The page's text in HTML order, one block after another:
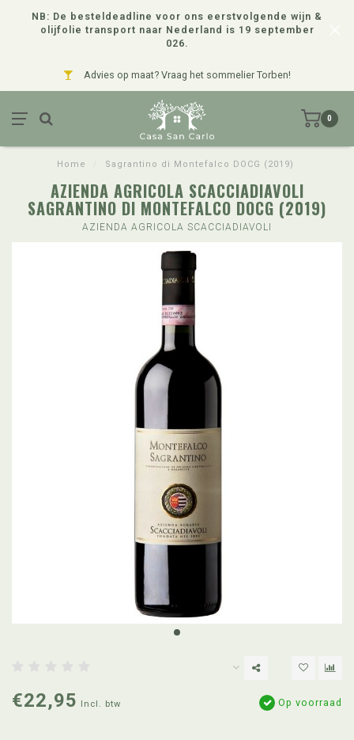
NB: De besteldeadline voor ons eerstvolgende wijn &
olijfolie transport naar Nederland is 19 september
026.
Advies op maat? Vraag het sommelier Torben!
0
Home Sagrantino di Montefalco DOCG (2019)
AZIENDA AGRICOLA SCACCIADIAVOLI
SAGRANTINO DI MONTEFALCO DOCG (2019)
AZIENDA AGRICOLA SCACCIADIAVOLI
€22,95 Incl. btw Op voorraad